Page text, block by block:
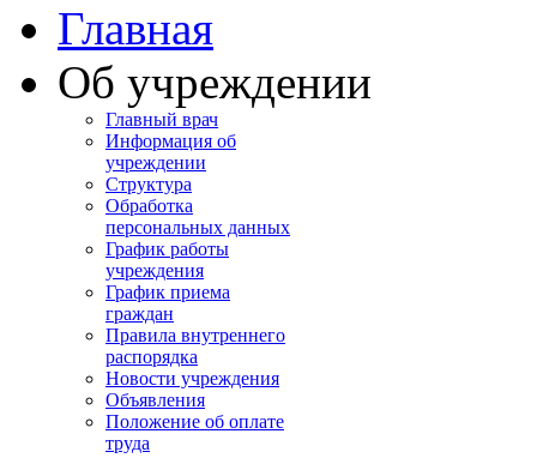
Главная
Об учреждении
Главный врач
Информация об
учреждении
Структура
Обработка
персональных данных
График работы
учреждения
График приема
граждан
Правила внутреннего
распорядка
Новости учреждения
Объявления
Положение об оплате
труда